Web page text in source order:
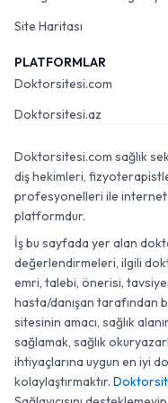
Site Haritası
PLATFORMLAR
Doktorsitesi.com
Doktorsitesi.az
Doktorsitesi.com sağlık
diş hekimleri,
profesyonelleri ile internet
platformdur.
İş bu sayfada yer alan
değerlendirmeleri, ilgili
emri, talebi, önerisi,
hasta/danışan tarafından
sitesinin amacı, sağlık
sağlamak, sağlık
ihtiyaçlarına uygun en iyi
kolaylaştırmaktır.